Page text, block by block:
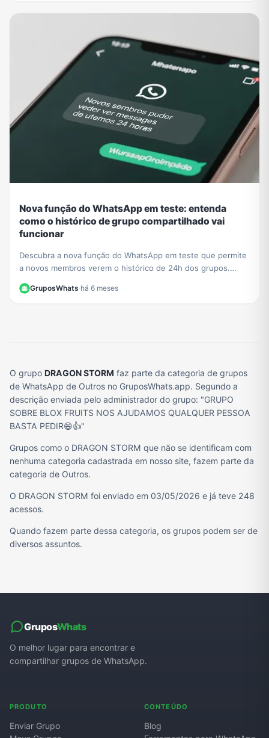
Nova função do WhatsApp em teste: entenda
como o histórico de grupo compartilhado vai
funcionar
Descubra a nova função do WhatsApp em teste que permite
a novos membros verem o histórico de 24h dos grupos.
GruposWhats·há 6 meses
O grupo DRAGON STORM faz parte da categoria de grupos
de WhatsApp de Outros no GruposWhats.app. Segundo a
descrição enviada pelo administrador do grupo: "GRUPO
SOBRE BLOX FRUITS NOS AJUDAMOS QUALQUER PESSOA
BASTA PEDIR😄👍"
Grupos como o DRAGON STORM que não se identificam com
nenhuma categoria cadastrada em nosso site, fazem parte da
categoria de Outros.
O DRAGON STORM foi enviado em 03/05/2026 e já teve 248
acessos.
Quando fazem parte dessa categoria, os grupos podem ser de
diversos assuntos.
GruposWhats
O melhor lugar para encontrar e
compartilhar grupos de WhatsApp.
PRODUTO
Enviar Grupo
CONTEÚDO
Blog